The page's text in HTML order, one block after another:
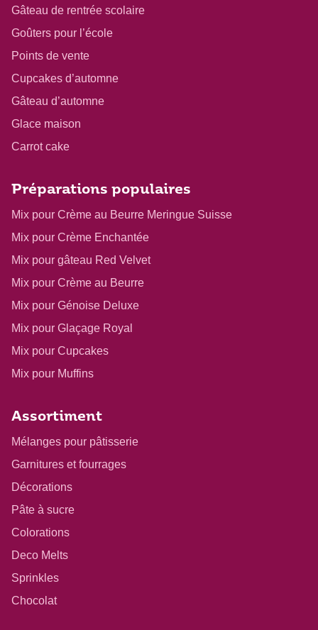
Gâteau de rentrée scolaire
Goûters pour l’école
Points de vente
Cupcakes d’automne
Gâteau d’automne
Glace maison
Carrot cake
Préparations populaires
Mix pour Crème au Beurre Meringue Suisse
Mix pour Crème Enchantée
Mix pour gâteau Red Velvet
Mix pour Crème au Beurre
Mix pour Génoise Deluxe
Mix pour Glaçage Royal
Mix pour Cupcakes
Mix pour Muffins
Assortiment
Mélanges pour pâtisserie
Garnitures et fourrages
Décorations
Pâte à sucre
Colorations
Deco Melts
Sprinkles
Chocolat